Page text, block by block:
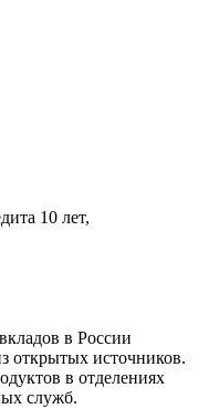
10 лет,
в России
открытых источников.
в отделениях
служб.